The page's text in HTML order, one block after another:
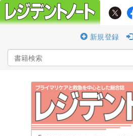
新規登録